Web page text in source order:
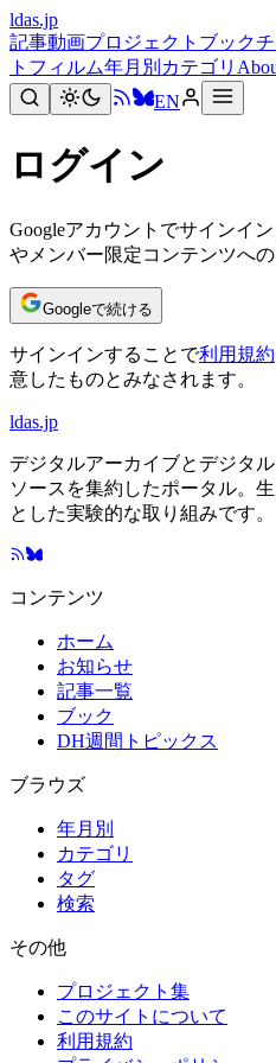
ldas.jp
記事動画プロジェクト ブック
トフィルム年月別 カテゴリ
EN
ログイン
Googleアカウントでサインイ
やメンバー限定コンテンツへ
Googleで続ける
サインインすることで利用規約
意したものとみなされます。
ldas.jp
デジタルアーカイブとデジタ
ソースを集約したポータル。
とした実験的な取り組みです。
コンテンツ
ホーム
お知らせ
記事一覧
ブック
DH週間トピックス
ブラウズ
年月別
カテゴリ
タグ
検索
その他
プロジェクト集
このサイトについて
利用規約